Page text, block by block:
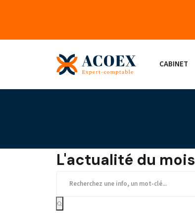
CABINET
L'actualité du mois